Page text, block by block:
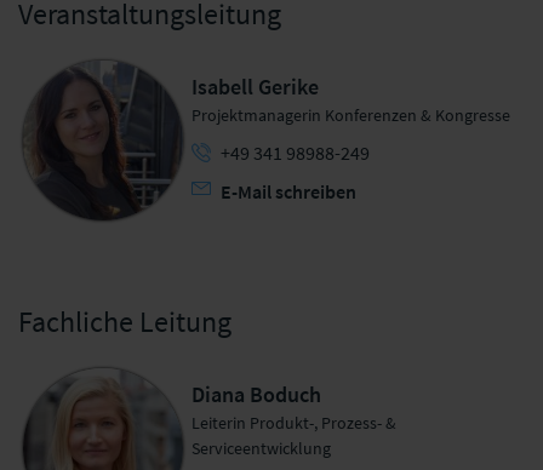
Veranstaltungsleitung
Isabell Gerike
Projektmanagerin Konferenzen & Kongresse
+49 341 98988-249
E-Mail schreiben
Fachliche Leitung
Diana Boduch
Leiterin Produkt-, Prozess- &
Serviceentwicklung